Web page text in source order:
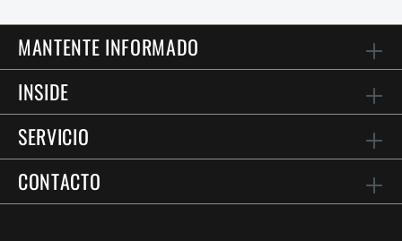
MANTENTE INFORMADO
INSIDE
SERVICIO
CONTACTO